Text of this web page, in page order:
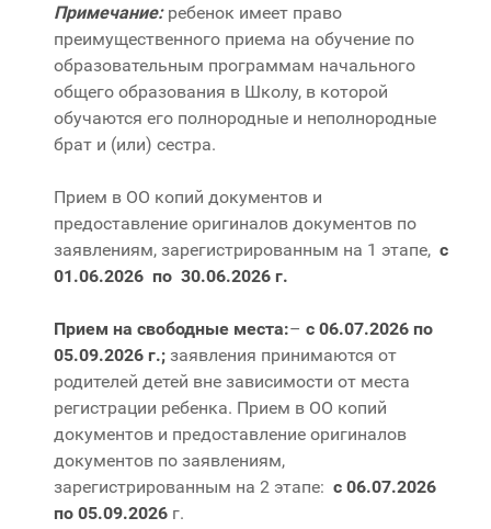
Примечание:ребенок имеет право
преимущественного приема на обучение по
образовательным программам начального
общего образования в Школу, в которой
обучаются его полнородные и неполнородные
брат и (или) сестра.
Прием в ОО копий документов и
предоставление оригиналов документов по
заявлениям, зарегистрированным на 1 этапе, с
01.06.2026 по 30.06.2026 г.
Прием на свободные места:– с 06.07.2026 по
05.09.2026 г.; заявления принимаются от
родителей детей вне зависимости от места
регистрации ребенка. Прием в ОО копий
документов и предоставление оригиналов
документов по заявлениям,
зарегистрированным на 2 этапе: с 06.07.2026
по 05.09.2026 г.